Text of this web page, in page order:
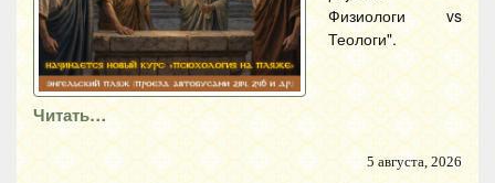
Физиологи vs
Теологи".
Читать…
5 августа, 2026